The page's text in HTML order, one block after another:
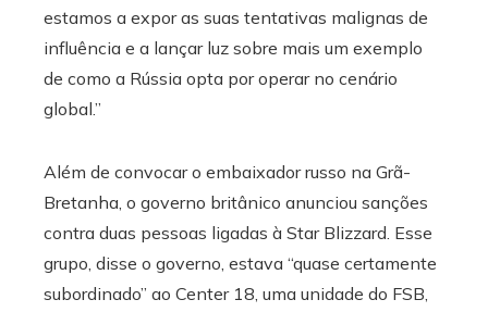
estamos a expor as suas tentativas malignas de
influência e a lançar luz sobre mais um exemplo
de como a Rússia opta por operar no cenário
global.”
Além de convocar o embaixador russo na Grã-
Bretanha, o governo britânico anunciou sanções
contra duas pessoas ligadas à Star Blizzard. Esse
grupo, disse o governo, estava “quase certamente
subordinado” ao Center 18, uma unidade do FSB,